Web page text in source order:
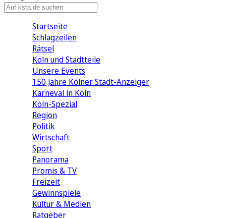
Startseite
Schlagzeilen
Rätsel
Köln und Stadtteile
Unsere Events
150 Jahre Kölner Stadt-Anzeiger
Karneval in Köln
Köln-Spezial
Region
Politik
Wirtschaft
Sport
Panorama
Promis & TV
Freizeit
Gewinnspiele
Kultur & Medien
Ratgeber